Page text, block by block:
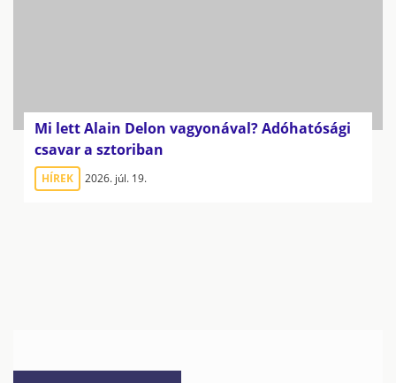
Mi lett Alain Delon vagyonával? Adóhatósági
csavar a sztoriban
HÍREK 2026. júl. 19.